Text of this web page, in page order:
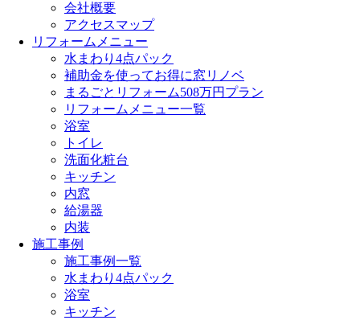
会社概要
アクセスマップ
リフォームメニュー
水まわり4点パック
補助金を使ってお得に窓リノベ
まるごとリフォーム508万円プラン
リフォームメニュー一覧
浴室
トイレ
洗面化粧台
キッチン
内窓
給湯器
内装
施工事例
施工事例一覧
水まわり4点パック
浴室
キッチン